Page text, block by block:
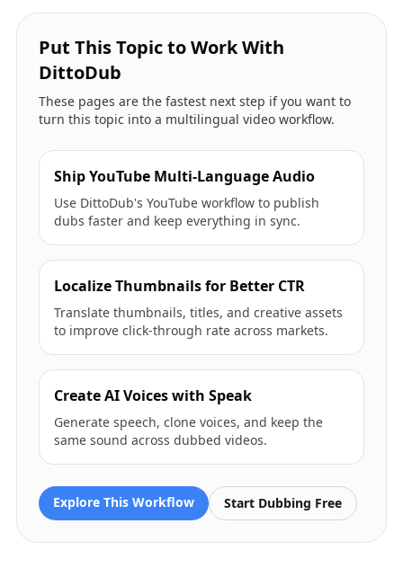
Put This Topic to Work With
DittoDub
These pages are the fastest next step if you want to
turn this topic into a multilingual video workflow.
Ship YouTube Multi-Language Audio
Use DittoDub's YouTube workflow to publish
dubs faster and keep everything in sync.
Localize Thumbnails for Better CTR
Translate thumbnails, titles, and creative assets
to improve click-through rate across markets.
Create AI Voices with Speak
Generate speech, clone voices, and keep the
same sound across dubbed videos.
Explore This Workflow Start Dubbing Free